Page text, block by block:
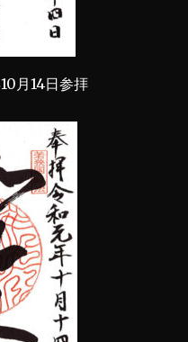
月14日参拝